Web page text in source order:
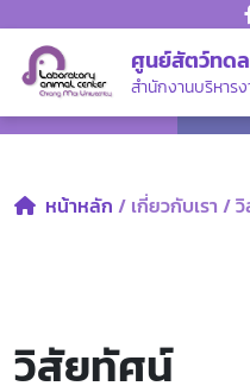
ศูนย์สัตว์ทด
สำนักงานบริหาร
หน้าหลัก / เกี่ยวกับเรา /
วิสัยทัศน์